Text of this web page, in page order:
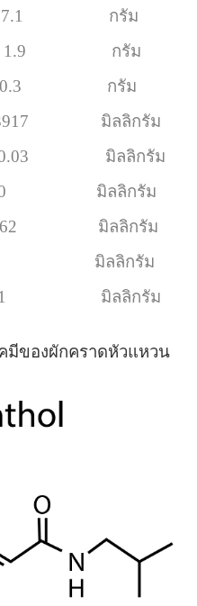
7.1 กรัม
กรัม
กรัม
มิลลิกรัม
มิลลิกรัม
ลลิกรัม
มิลลิกรัม
ลิกรัม
มิลลิกรัม
มีของผักคราดหัวแหวน